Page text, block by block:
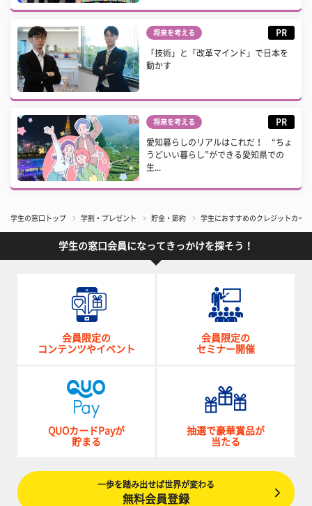
将来を考える PR
「技術」と「改革マインド」で日本を
動かす
将来を考える PR
愛知暮らしのリアルはこれだ！ “ちょ
うどいい暮らし”ができる愛知県での
生...
学生の窓口トップ 学割・プレゼント 貯金・節約 学生におすすめのクレジットカー
学生の窓口会員になってきっかけを探そう！
会員限定の
コンテンツやイベント
会員限定の
セミナー開催
QUOカードPayが
貯まる
抽選で豪華賞品が
当たる
一歩を踏み出せば世界が変わる
無料会員登録